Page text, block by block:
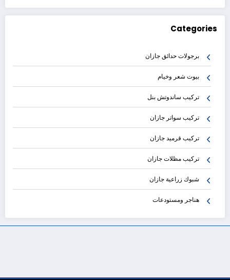
Categories
برجولات حدائق جازان
بيوت شعر وخيام
تركيب ساندوتش بنل
تركيب سواتر جازان
تركيب قرميد جازان
تركيب مظلات جازان
شبوك زراعية جازان
هناجر ومستودعات